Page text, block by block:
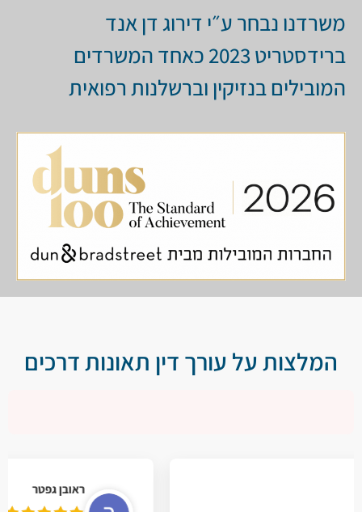
משרדנו נבחר ע״י דירוג דן אנד
ברידסטריט 2023 כאחד המשרדים
המובילים בנזיקין וברשלנות רפואית
המלצות על עורך דין תאונות דרכים